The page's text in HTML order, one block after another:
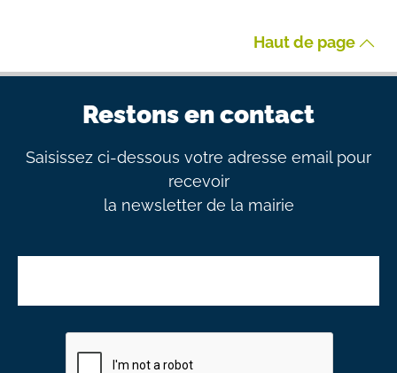
Haut de page
Restons en contact
Saisissez ci-dessous votre adresse email pour
recevoir
la newsletter de la mairie